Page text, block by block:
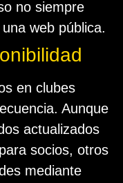
no siempre
web pública.
en clubes
Aunque
actualizados
socios, otros
mediante